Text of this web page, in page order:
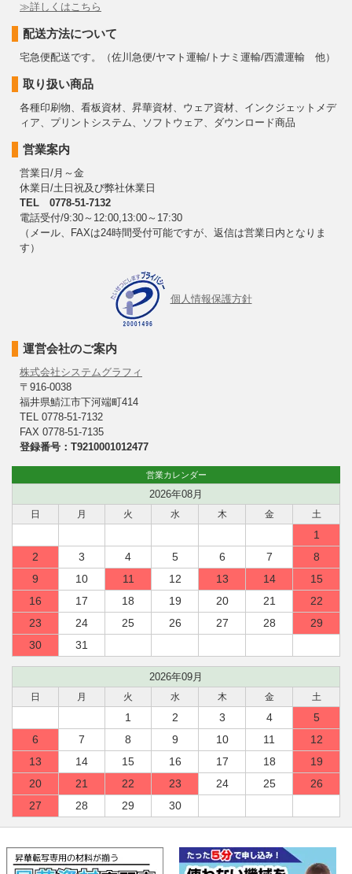
≫詳しくはこちら
配送方法について
宅急便配送です。（佐川急便/ヤマト運輸/トナミ運輸/西濃運輸 他）
取り扱い商品
各種印刷物、看板資材、昇華資材、ウェア資材、インクジェットメデ
ィア、プリントシステム、ソフトウェア、ダウンロード商品
営業案内
営業日/月～金
休業日/土日祝及び弊社休業日
TEL 0778-51-7132
電話受付/9:30～12:00,13:00～17:30
（メール、FAXは24時間受付可能ですが、返信は営業日内となりま
す）
個人情報保護方針
運営会社のご案内
株式会社システムグラフィ
〒916-0038
福井県鯖江市下河端町414
TEL 0778-51-7132
FAX 0778-51-7135
登録番号：T9210001012477
営業カレンダー
2026年08月
日 月 火 水 木 金 土
1
2
3 4 5 6 7
8
9
10 11 12 13 14
15
16
17 18 19 20 21
22
23
24 25 26 27 28
29
30
31
2026年09月
日 月 火 水 木 金 土
1 2 3 4
5
6
7 8 9 10 11
12
13
14 15 16 17 18
19
20
21 22 23 24 25
26
27
28 29 30